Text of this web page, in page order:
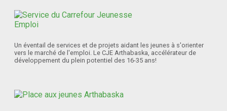
Un éventail de services et de projets aidant les jeunes à s'orienter
vers le marché de l'emploi. Le CJE Arthabaska, accélérateur de
développement du plein potentiel des 16-35 ans!